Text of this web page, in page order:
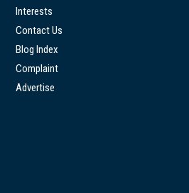
Interests
Contact Us
Blog Index
Complaint
Advertise